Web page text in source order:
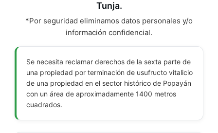
Tunja.
*Por seguridad eliminamos datos personales y/o
información confidencial.
Se necesita reclamar derechos de la sexta parte de
una propiedad por terminación de usufructo vitalicio
de una propiedad en el sector histórico de Popayán
con un área de aproximadamente 1400 metros
cuadrados.